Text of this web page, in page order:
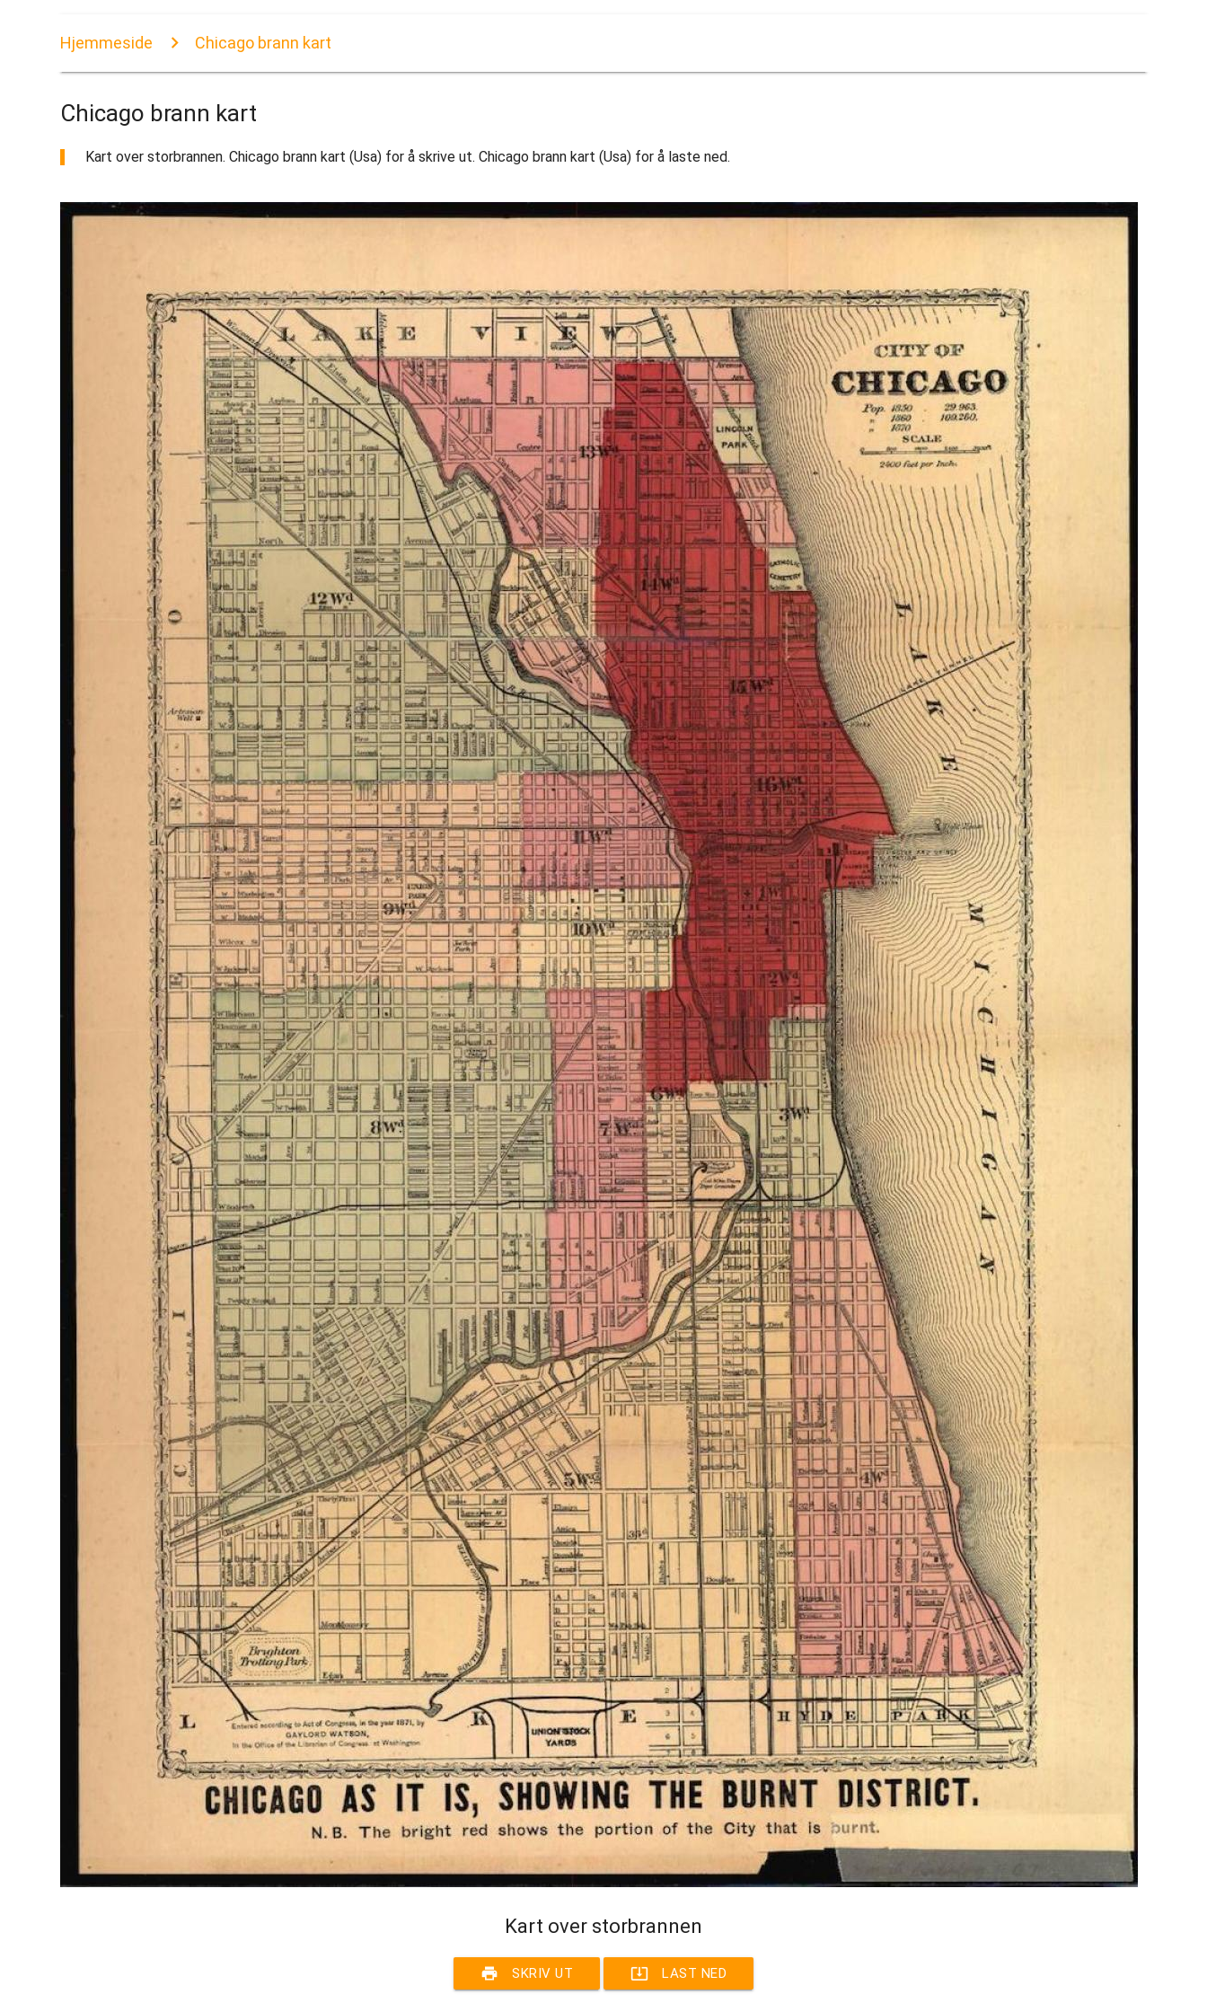
Hjemmeside Chicago brann kart
Chicago brann kart
Kart over storbrannen. Chicago brann kart (Usa) for å skrive ut. Chicago brann kart (Usa) for å laste ned.
Kart over storbrannen
print SKRIV UT system_update_alt LAST NED